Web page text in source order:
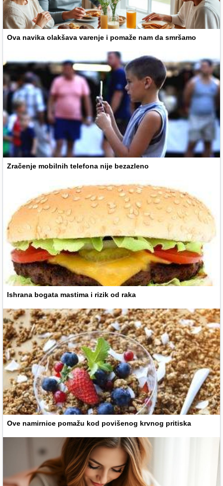
Ova navika olakšava varenje i pomaže nam da smršamo
Zračenje mobilnih telefona nije bezazleno
Ishrana bogata mastima i rizik od raka
Ove namirnice pomažu kod povišenog krvnog pritiska